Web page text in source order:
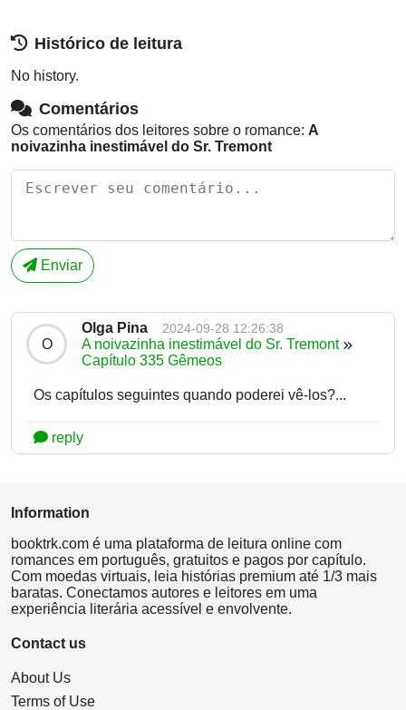
Histórico de leitura
No history.
Comentários
Os comentários dos leitores sobre o romance: A
noivazinha inestimável do Sr. Tremont
Enviar
O
Olga Pina 2024-09-28 12:26:38
A noivazinha inestimável do Sr. Tremont
Capítulo 335 Gêmeos
Os capítulos seguintes quando poderei vê-los?...
reply
Information
booktrk.com é uma plataforma de leitura online com
romances em português, gratuitos e pagos por capítulo.
Com moedas virtuais, leia histórias premium até 1/3 mais
baratas. Conectamos autores e leitores em uma
experiência literária acessível e envolvente.
Contact us
About Us
Terms of Use